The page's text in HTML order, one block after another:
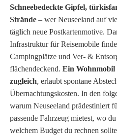
Schneebedeckte Gipfel,
Strände – wer Neuseeland auf
täglich neue Postkartenmotive.
Infrastruktur für Reisemobile
Campingplätze und Ver- &
flächendeckend. Ein Wohnmobil
zugleich, erlaubt spontane
Übernachtungskosten. In den
warum Neuseeland prädestiniert
passende Fahrzeug mietest, wo
welchem Budget du rechnen